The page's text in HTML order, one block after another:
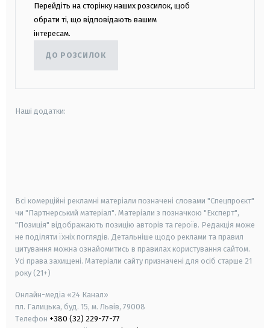
Перейдіть на сторінку наших розсилок, щоб
обрати ті, що відповідають вашим
інтересам.
ДО РОЗСИЛОК
Наші додатки:
Всі комерційні рекламні матеріали позначені словами "Спецпроєкт"
чи "Партнерський матеріал". Матеріали з позначкою "Експерт",
"Позиція" відображають позицію авторів та героїв. Редакція може
не поділяти їхніх поглядів. Детальніше щодо реклами та правил
цитування можна ознайомитись в правилах користування сайтом.
Усі права захищені. Матеріали сайту призначені для осіб старше 21
року (21+)
Онлайн-медіа «24 Канал»
пл. Галицька, буд. 15, м. Львів, 79008
Телефон +380 (32) 229-77-77